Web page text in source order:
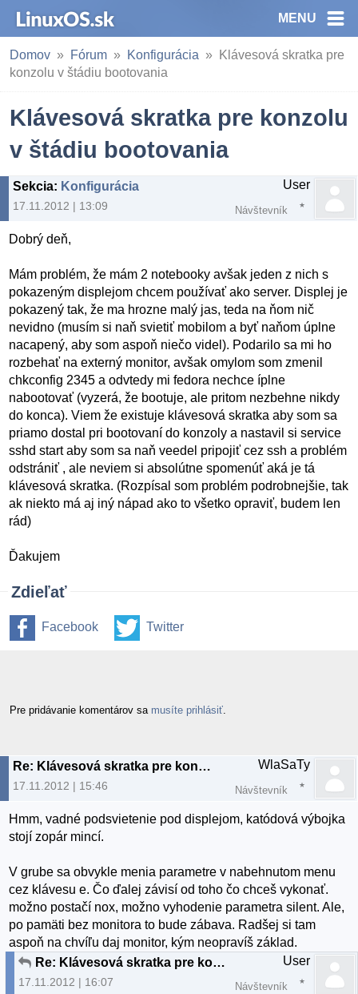
MENU
Domov Fórum Konfigurácia
Klávesová skratka pre
konzolu v štádiu bootovania
Klávesová skratka pre konzolu
v štádiu bootovania
Sekcia: Konfigurácia
17.11.2012 | 13:09
User
Návštevník
Dobrý deň,
Mám problém, že mám 2 notebooky avšak jeden z nich s
pokazeným displejom chcem používať ako server. Displej je
pokazený tak, že ma hrozne malý jas, teda na ňom nič
nevidno (musím si naň svietiť mobilom a byť naňom úplne
nacapený, aby som aspoň niečo videl). Podarilo sa mi ho
rozbehať na externý monitor, avšak omylom som zmenil
chkconfig 2345 a odvtedy mi fedora nechce íplne
nabootovať (vyzerá, že bootuje, ale pritom nezbehne nikdy
do konca). Viem že existuje klávesová skratka aby som sa
priamo dostal pri bootovaní do konzoly a nastavil si service
sshd start aby som sa naň veedel pripojiť cez ssh a problém
odstrániť , ale neviem si absolútne spomenúť aká je tá
klávesová skratka. (Rozpísal som problém podrobnejšie, tak
ak niekto má aj iný nápad ako to všetko opraviť, budem len
rád)
Ďakujem
Zdieľať
Facebook Twitter
Pre pridávanie komentárov sa musíte prihlásiť
Re: Klávesová skratka pre konzolu v štádiu bootovania
17.11.2012 | 15:46
WlaSaTy
Návštevník
Hmm, vadné podsvietenie pod displejom, katódová výbojka
stojí zopár mincí.
V grube sa obvykle menia parametre v nabehnutom menu
cez klávesu e. Čo ďalej závisí od toho čo chceš vykonať.
možno postačí nox, možno vyhodenie parametra silent. Ale,
po pamäti bez monitora to bude zábava. Radšej si tam
aspoň na chvíľu daj monitor, kým neopravíš základ.
Re: Klávesová skratka pre konzolu v štádiu bootovania
17.11.2012 | 16:07
User
Návštevník